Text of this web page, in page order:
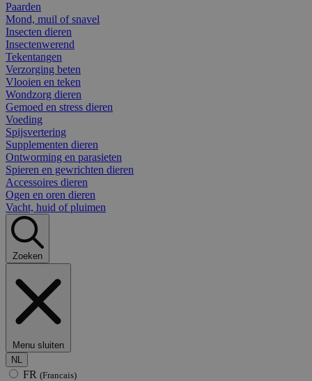
Paarden
Mond, muil of snavel
Insecten dieren
Insectenwerend
Tekentangen
Verzorging beten
Vlooien en teken
Wondzorg dieren
Gemoed en stress dieren
Voeding
Spijsvertering
Supplementen dieren
Ontworming en parasieten
Spieren en gewrichten dieren
Accessoires dieren
Ogen en oren dieren
Vacht, huid of pluimen
Zoeken
Menu sluiten
NL
FR (Francais)